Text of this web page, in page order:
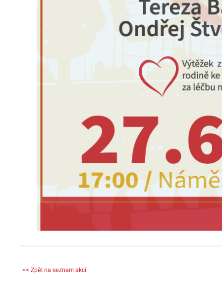
<< Zpět na seznam akcí